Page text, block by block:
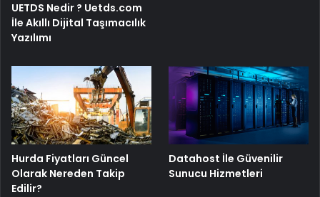
UETDS Nedir ? Uetds.com
İle Akıllı Dijital Taşımacılık
Yazılımı
Hurda Fiyatları Güncel
Olarak Nereden Takip
Edilir?
Datahost İle Güvenilir
Sunucu Hizmetleri